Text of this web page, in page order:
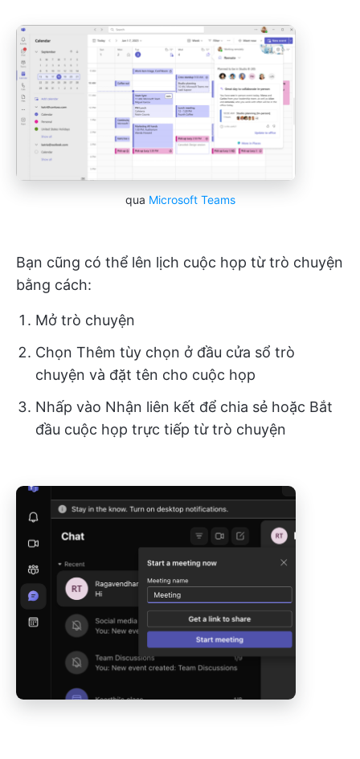
qua Microsoft Teams
Bạn cũng có thể lên lịch cuộc họp từ trò chuyện
bằng cách:
Mở trò chuyện
Chọn Thêm tùy chọn ở đầu cửa sổ trò
chuyện và đặt tên cho cuộc họp
Nhấp vào Nhận liên kết để chia sẻ hoặc Bắt
đầu cuộc họp trực tiếp từ trò chuyện